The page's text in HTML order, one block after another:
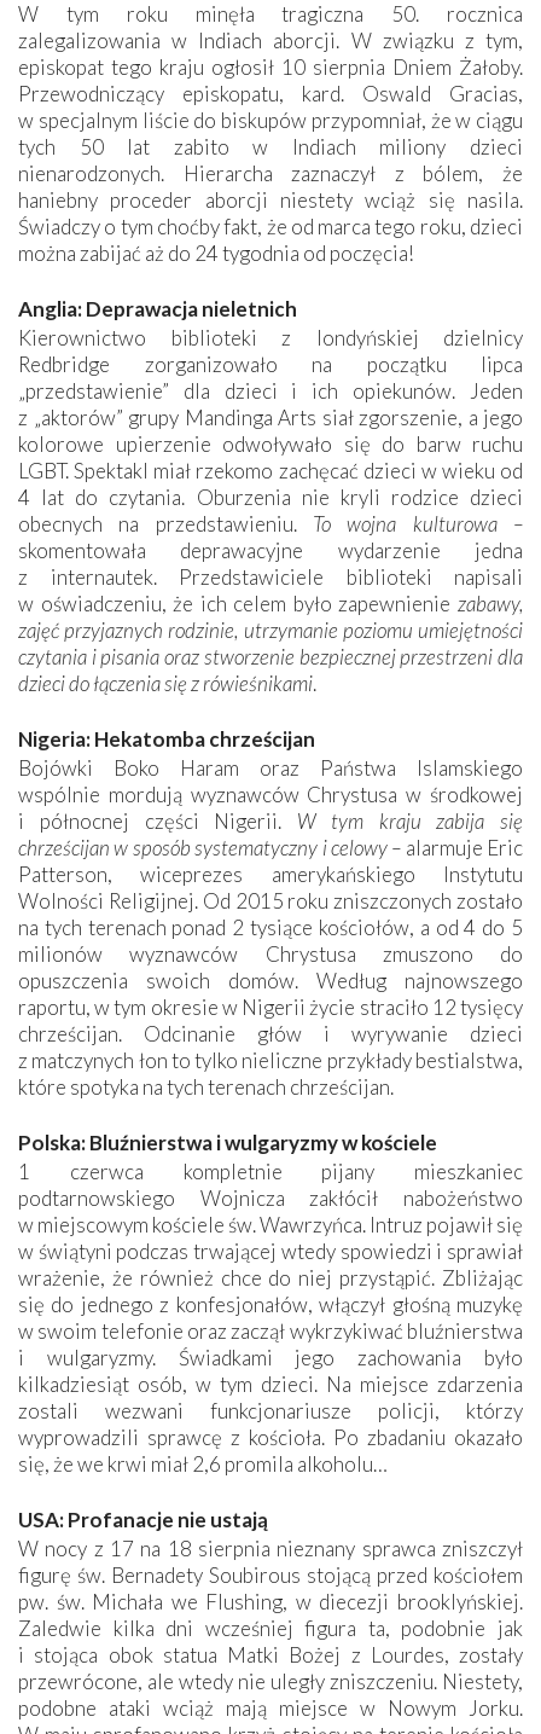
W tym roku minęła tragiczna 50. rocznica
zalegalizowania w Indiach aborcji. W związku z tym,
episkopat tego kraju ogłosił 10 sierpnia Dniem Żałoby.
Przewodniczący episkopatu, kard. Oswald Gracias,
w specjalnym liście do biskupów przypomniał, że w ciągu
tych 50 lat zabito w Indiach miliony dzieci
nienarodzonych. Hierarcha zaznaczył z bólem, że
haniebny proceder aborcji niestety wciąż się nasila.
Świadczy o tym choćby fakt, że od marca tego roku, dzieci
można zabijać aż do 24 tygodnia od poczęcia!
Anglia: Deprawacja nieletnich
Kierownictwo biblioteki z londyńskiej dzielnicy
Redbridge zorganizowało na początku lipca
„przedstawienie” dla dzieci i ich opiekunów. Jeden
z „aktorów” grupy Mandinga Arts siał zgorszenie, a jego
kolorowe upierzenie odwoływało się do barw ruchu
LGBT. Spektakl miał rzekomo zachęcać dzieci w wieku od
4 lat do czytania. Oburzenia nie kryli rodzice dzieci
obecnych na przedstawieniu. To wojna kulturowa –
skomentowała deprawacyjne wydarzenie jedna
z internautek. Przedstawiciele biblioteki napisali
w oświadczeniu, że ich celem było zapewnienie zabawy,
zajęć przyjaznych rodzinie, utrzymanie poziomu umiejętności
czytania i pisania oraz stworzenie bezpiecznej przestrzeni dla
dzieci do łączenia się z rówieśnikami.
Nigeria: Hekatomba chrześcijan
Bojówki Boko Haram oraz Państwa Islamskiego
wspólnie mordują wyznawców Chrystusa w środkowej
i północnej części Nigerii. W tym kraju zabija się
chrześcijan w sposób systematyczny i celowy – alarmuje Eric
Patterson, wiceprezes amerykańskiego Instytutu
Wolności Religijnej. Od 2015 roku zniszczonych zostało
na tych terenach ponad 2 tysiące kościołów, a od 4 do 5
milionów wyznawców Chrystusa zmuszono do
opuszczenia swoich domów. Według najnowszego
raportu, w tym okresie w Nigerii życie straciło 12 tysięcy
chrześcijan. Odcinanie głów i wyrywanie dzieci
z matczynych łon to tylko nieliczne przykłady bestialstwa,
które spotyka na tych terenach chrześcijan.
Polska: Bluźnierstwa i wulgaryzmy w kościele
1 czerwca kompletnie pijany mieszkaniec
podtarnowskiego Wojnicza zakłócił nabożeństwo
w miejscowym kościele św. Wawrzyńca. Intruz pojawił się
w świątyni podczas trwającej wtedy spowiedzi i sprawiał
wrażenie, że również chce do niej przystąpić. Zbliżając
się do jednego z konfesjonałów, włączył głośną muzykę
w swoim telefonie oraz zaczął wykrzykiwać bluźnierstwa
i wulgaryzmy. Świadkami jego zachowania było
kilkadziesiąt osób, w tym dzieci. Na miejsce zdarzenia
zostali wezwani funkcjonariusze policji, którzy
wyprowadzili sprawcę z kościoła. Po zbadaniu okazało
się, że we krwi miał 2,6 promila alkoholu…
USA: Profanacje nie ustają
W nocy z 17 na 18 sierpnia nieznany sprawca zniszczył
figurę św. Bernadety Soubirous stojącą przed kościołem
pw. św. Michała we Flushing, w diecezji brooklyńskiej.
Zaledwie kilka dni wcześniej figura ta, podobnie jak
i stojąca obok statua Matki Bożej z Lourdes, zostały
przewrócone, ale wtedy nie uległy zniszczeniu. Niestety,
podobne ataki wciąż mają miejsce w Nowym Jorku.